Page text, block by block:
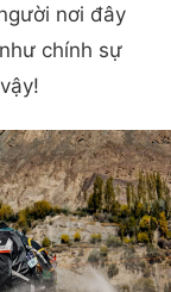
nơi đây
chính sự